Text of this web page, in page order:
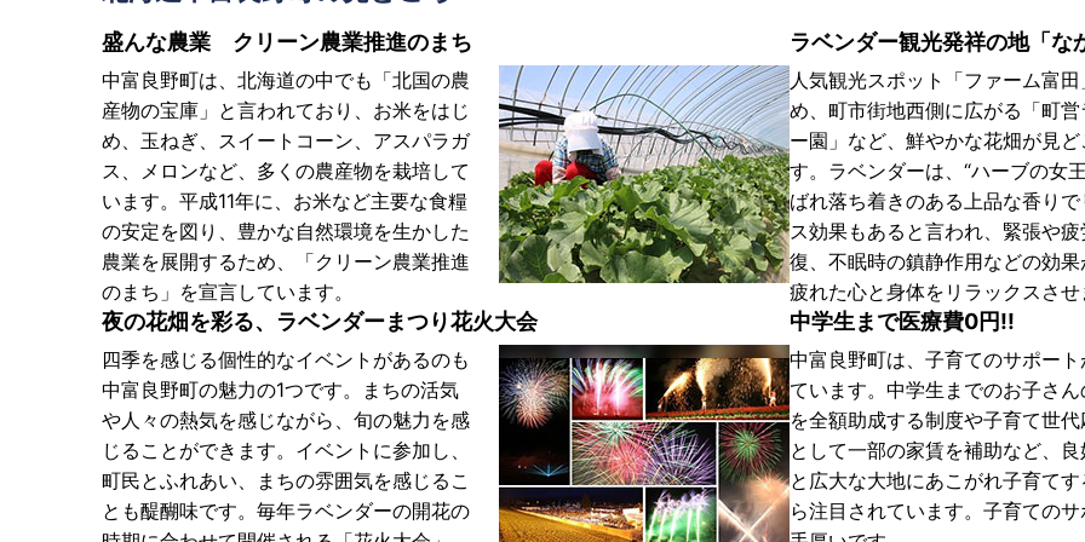
盛んな農業 クリーン農業推進のまち
中富良野町は、北海道の中でも「北国の農
産物の宝庫」と言われており、お米をはじ
め、玉ねぎ、スイートコーン、アスパラガ
ス、メロンなど、多くの農産物を栽培して
います。平成11年に、お米など主要な食糧
の安定を図り、豊かな自然環境を生かした
農業を展開するため、「クリーン農業推進
のまち」を宣言しています。
ラベンダー観光発祥の地「な
人気観光スポット「ファーム富
め、町市街地西側に広がる「町
ー園」など、鮮やかな花畑が見
す。ラベンダーは、“ハーブの女
ばれ落ち着きのある上品な香り
ス効果もあると言われ、緊張や
復、不眠時の鎮静作用などの効
疲れた心と身体をリラックスさ
夜の花畑を彩る、ラベンダーまつり花火大会
四季を感じる個性的なイベントがあるのも
中富良野町の魅力の1つです。まちの活気
や人々の熱気を感じながら、旬の魅力を感
じることができます。イベントに参加し、
町民とふれあい、まちの雰囲気を感じるこ
とも醍醐味です。毎年ラベンダーの開花の
中学生まで医療費0円!!
中富良野町は、子育てのサポー
ています。中学生までのお子さ
を全額助成する制度や子育て世
として一部の家賃を補助など、
と広大な大地にあこがれ子育て
ら注目されています。子育ての